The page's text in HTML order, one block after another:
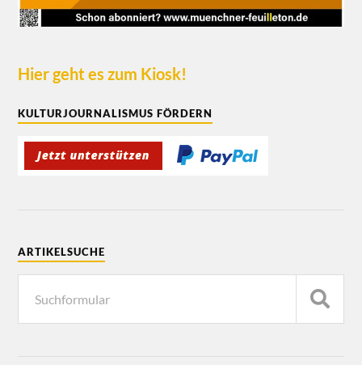
Hier geht es zum Kiosk!
KULTURJOURNALISMUS FÖRDERN
ARTIKELSUCHE